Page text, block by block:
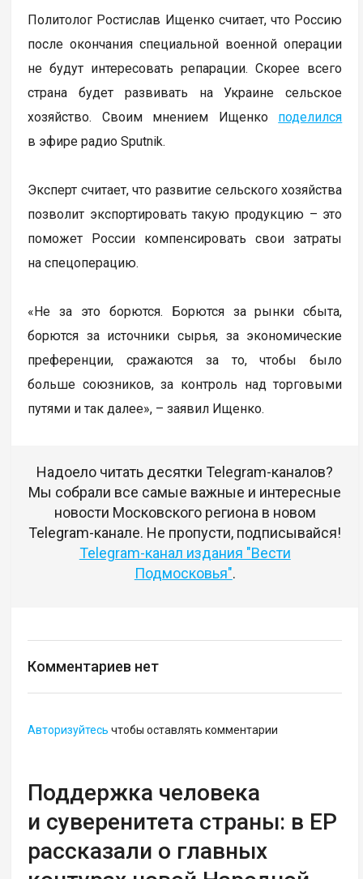
Политолог Ростислав Ищенко считает, что Россию
после окончания специальной военной операции
не будут интересовать репарации. Скорее всего
страна будет развивать на Украине сельское
хозяйство. Своим мнением Ищенко поделился
в эфире радио Sputnik.
Эксперт считает, что развитие сельского хозяйства
позволит экспортировать такую продукцию – это
поможет России компенсировать свои затраты
на спецоперацию.
«Не за это борются. Борются за рынки сбыта,
борются за источники сырья, за экономические
преференции, сражаются за то, чтобы было
больше союзников, за контроль над торговыми
путями и так далее», – заявил Ищенко.
Надоело читать десятки Telegram-каналов?
Мы собрали все самые важные и интересные
новости Московского региона в новом
Telegram-канале. Не пропусти, подписывайся!
Telegram-канал издания "Вести
Подмосковья".
Комментариев нет
Авторизуйтесь чтобы оставлять комментарии
Поддержка человека
и суверенитета страны: в ЕР
рассказали о главных